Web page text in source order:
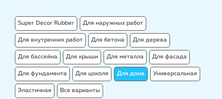
Super Decor Rubber Для наружных работ
Для внутренних работ Для бетона Для дерева
Для бассейна Для крыши Для металла Для фасада
Для фундамента Для цоколя Для дома Универсальная
Эластичная Все варианты